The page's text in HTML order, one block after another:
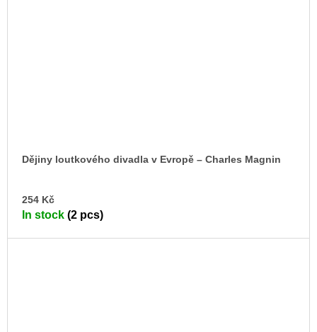
Dějiny loutkového divadla v Evropě – Charles Magnin
254 Kč
In stock (2 pcs)